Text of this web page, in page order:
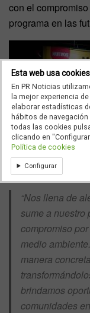
con el
programa en las
“Nos llena de
sume a nuestro
compromiso
medio
manera
brindamos
comunidades
Esta web usa cookies
En PR Noticias
la mejor experiencia
elaborar estadísticas
hábitos de navegación
todas las cookies
clicando en
Política de cookies
Configurar